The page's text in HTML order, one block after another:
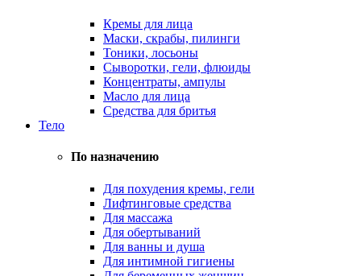
Кремы для лица
Маски, скрабы, пилинги
Тоники, лосьоны
Сыворотки, гели, флюиды
Концентраты, ампулы
Масло для лица
Средства для бритья
Тело
По назначению
Для похудения кремы, гели
Лифтинговые средства
Для массажа
Для обертываний
Для ванны и душа
Для интимной гигиены